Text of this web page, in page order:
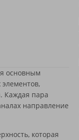
основным
Каждая пара
направление
которая